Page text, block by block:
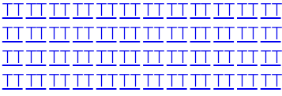
TTTTTTTTTTTTTTTTTTTTTTTT
TTTTTTTTTTTTTTTTTTTTTTTT
TTTTTTTTTTTTTTTTTTTTTTTT
TTTTTTTTTTTTTTTTTTTTTTTT